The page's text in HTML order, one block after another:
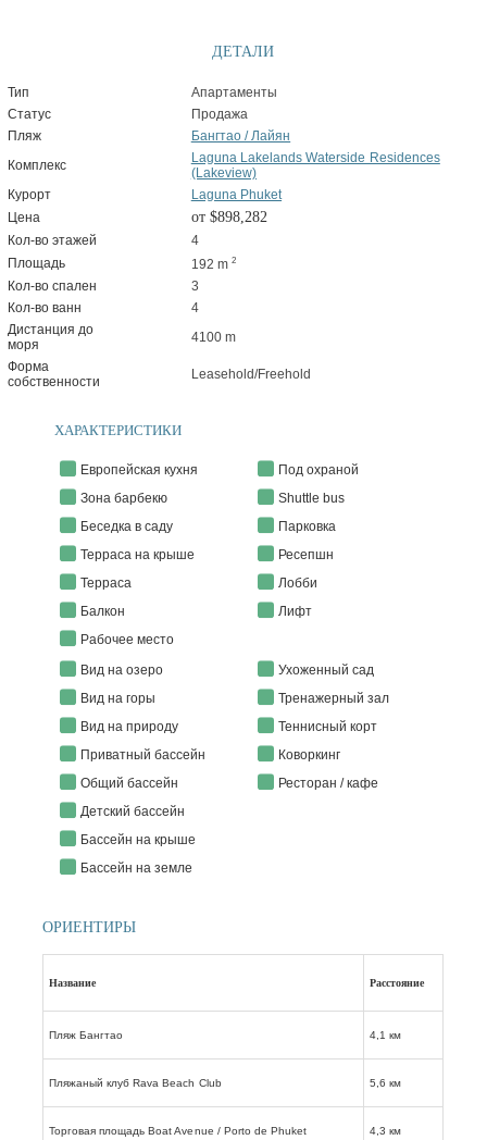
ДЕТАЛИ
Тип
Апартаменты
Статус
Продажа
Пляж
Бангтао / Лайян
Комплекс
Laguna Lakelands Waterside Residences
(Lakeview)
Курорт
Laguna Phuket
Цена
от $898,282
Кол-во этажей
4
Площадь
192 m 2
Кол-во спален
3
Кол-во ванн
4
Дистанция до
моря
4100 m
Форма
собственности
Leasehold/Freehold
ХАРАКТЕРИСТИКИ
Европейская кухня
Зона барбекю
Беседка в саду
Терраса на крыше
Терраса
Балкон
Рабочее место
Под охраной
Shuttle bus
Парковка
Ресепшн
Лобби
Лифт
Вид на озеро
Вид на горы
Вид на природу
Приватный бассейн
Общий бассейн
Детский бассейн
Бассейн на крыше
Бассейн на земле
Ухоженный сад
Тренажерный зал
Теннисный корт
Коворкинг
Ресторан / кафе
ОРИЕНТИРЫ
Название Расстояние
Пляж Бангтао 4,1 км
Пляжаный клуб Rava Beach Club 5,6 км
Торговая площадь Boat Avenue / Porto de Phuket 4,3 км